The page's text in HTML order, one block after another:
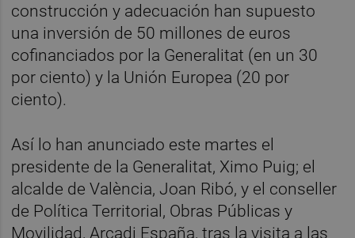
construcción y adecuación han supuesto
una inversión de 50 millones de euros
cofinanciados por la Generalitat (en un 30
por ciento) y la Unión Europea (20 por
ciento).
Así lo han anunciado este martes el
presidente de la Generalitat, Ximo Puig; el
alcalde de València, Joan Ribó, y el conseller
de Política Territorial, Obras Públicas y
Movilidad, Arcadi España, tras la visita a las